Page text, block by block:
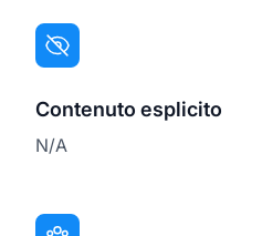
Contenuto esplicito
N/A